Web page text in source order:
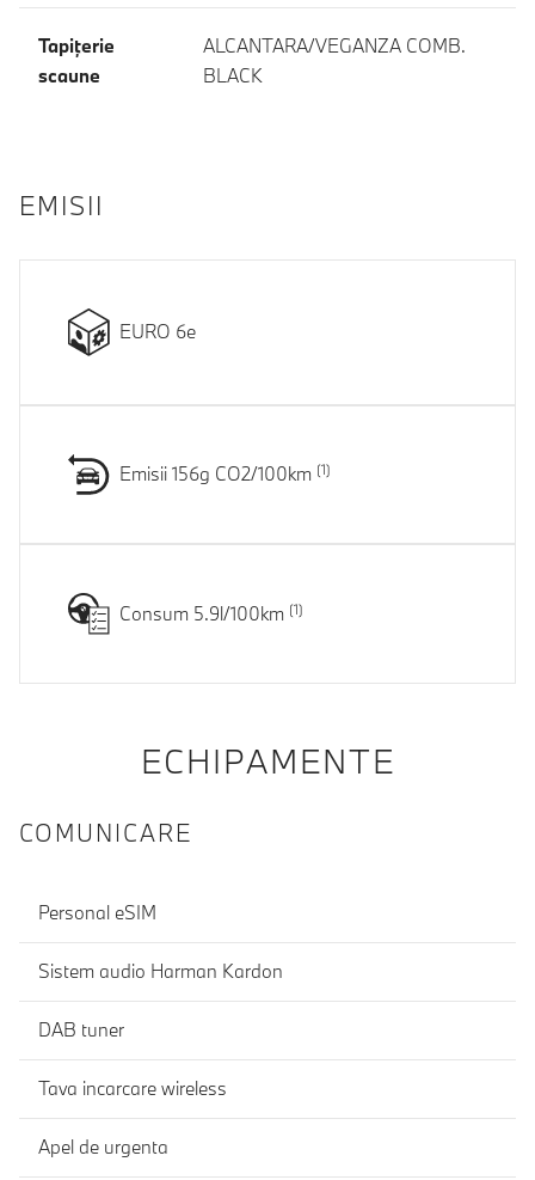
Tapiţerie
scaune
ALCANTARA/VEGANZA COMB.
BLACK
EMISII
EURO 6e
Emisii 156g CO2/100km
Consum 5.9l/100km
ECHIPAMENTE
COMUNICARE
Personal eSIM
Sistem audio Harman Kardon
DAB tuner
Tava incarcare wireless
Apel de urgenta